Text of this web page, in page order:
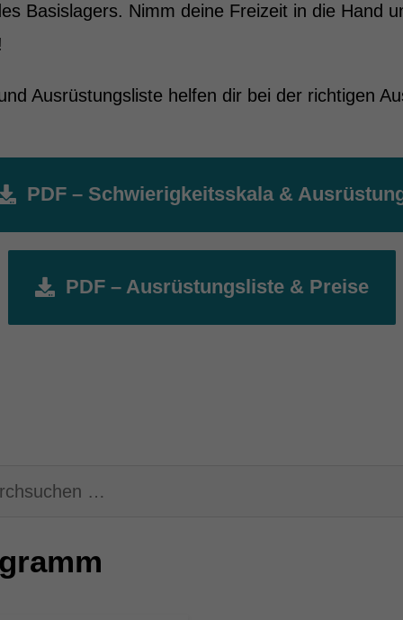
Basislagers. Nimm deine Freizeit in die Hand
Ausrüstungsliste helfen dir bei der richtigen
PDF – Schwierigkeitsskala &
PDF – Ausrüstungsliste & Preise